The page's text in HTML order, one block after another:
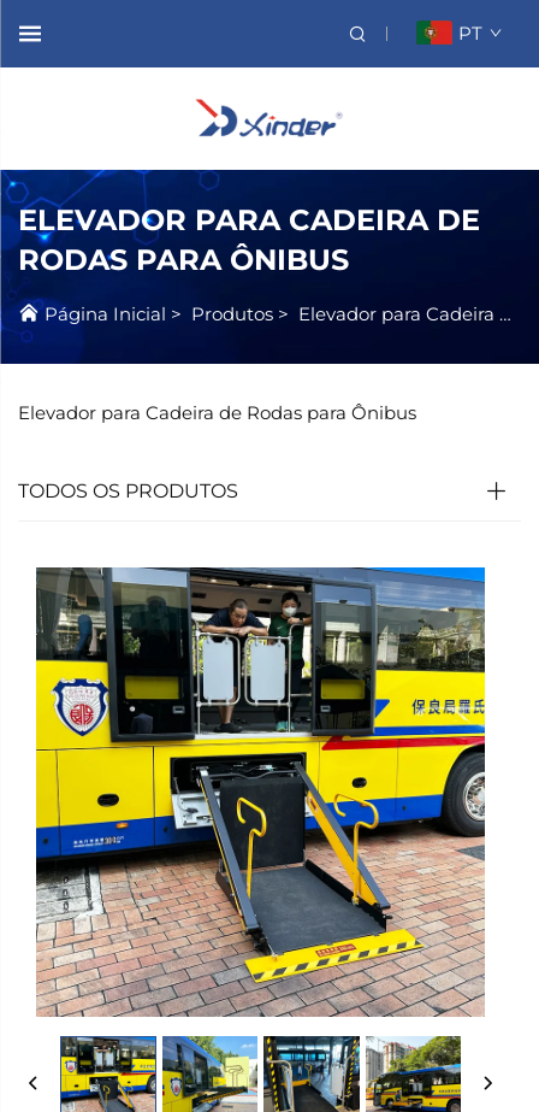
PT
ELEVADOR PARA CADEIRA DE
RODAS PARA ÔNIBUS
Página Inicial > Produtos > Elevador para Cadeira de Rodas
Elevador para Cadeira de Rodas para Ônibus
TODOS OS PRODUTOS